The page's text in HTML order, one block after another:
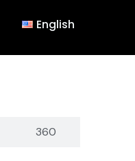
English
360